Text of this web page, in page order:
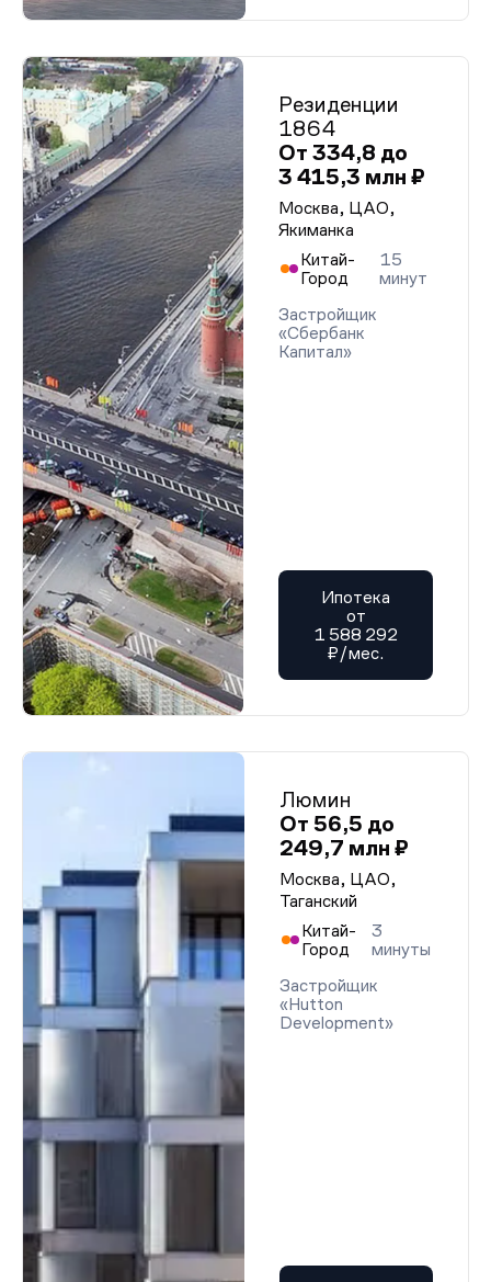
Резиденции
1864
От 334,8 до
3 415,3 млн ₽
Москва, ЦАО,
Якиманка
Китай-
Город
15
минут
Застройщик
«Сбербанк
Капитал»
Ипотека
от
1 588 292
₽/мес.
Люмин
От 56,5 до
249,7 млн ₽
Москва, ЦАО,
Таганский
Китай-
Город
3
минуты
Застройщик
«Hutton
Development»